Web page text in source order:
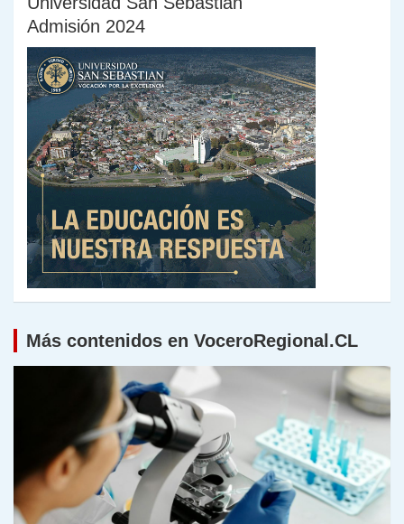
Admisión 2024
Más contenidos en VoceroRegional.CL